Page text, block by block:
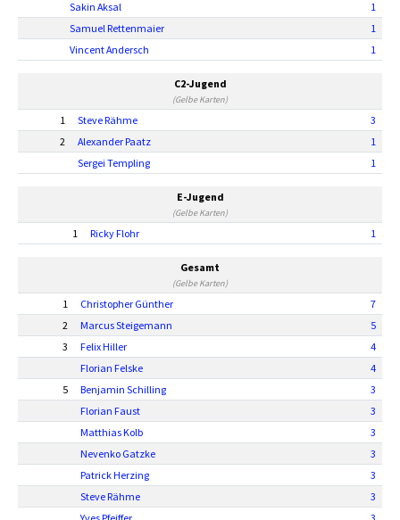
Sakin Aksal
1
Samuel Rettenmaier
1
Vincent Andersch
1
C2-Jugend
(Gelbe Karten)
1 Steve Rähme
3
2
Alexander Paatz
1
Sergei Templing
1
E-Jugend
(Gelbe Karten)
1 Ricky Flohr 1
Gesamt
(Gelbe Karten)
1 Christopher Günther
7
2
Marcus Steigemann
5
3
Felix Hiller
4
Florian Felske
4
5
Benjamin Schilling
3
Florian Faust
3
Matthias Kolb
3
Nevenko Gatzke
3
Patrick Herzing
3
Steve Rähme
3